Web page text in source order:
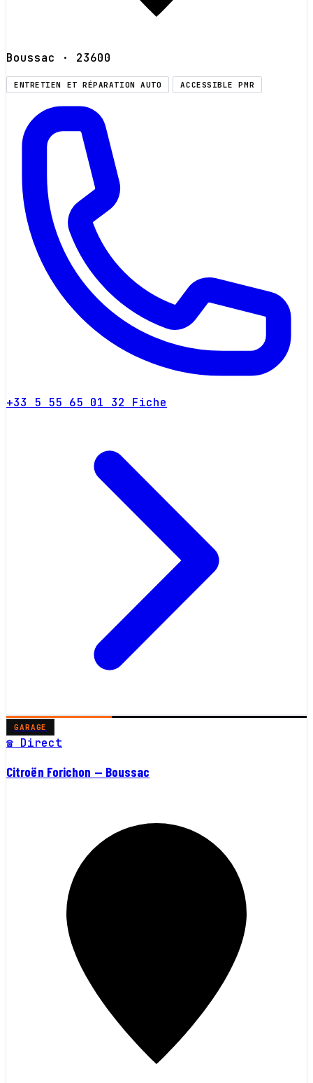
Boussac · 23600
ENTRETIEN ET RÉPARATION AUTO ACCESSIBLE PMR
+33 5 55 65 01 32 Fiche
GARAGE
☎ Direct
Citroën Forichon — Boussac